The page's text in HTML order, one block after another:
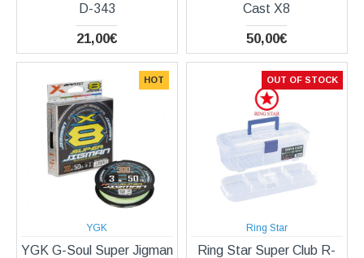
D-343
21,00€
Cast X8
50,00€
HOT
YGK
YGK G-Soul Super Jigman
OUT OF STOCK
Ring Star
Ring Star Super Club R-